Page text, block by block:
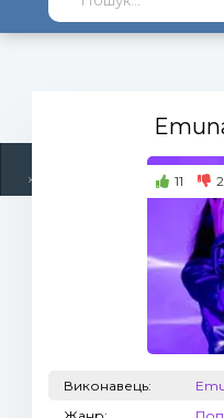
Жанри Топ 100
11 2
Виконавець: